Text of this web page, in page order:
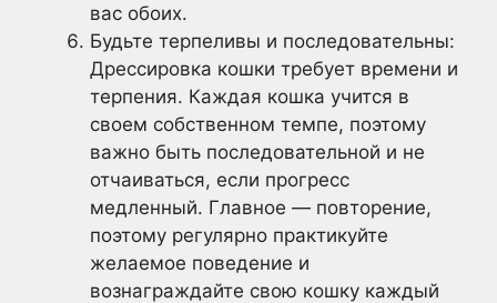
вас обоих.
Будьте терпеливы и последовательны:
Дрессировка кошки требует времени и
терпения. Каждая кошка учится в
своем собственном темпе, поэтому
важно быть последовательной и не
отчаиваться, если прогресс
медленный. Главное — повторение,
поэтому регулярно практикуйте
желаемое поведение и
вознаграждайте свою кошку каждый